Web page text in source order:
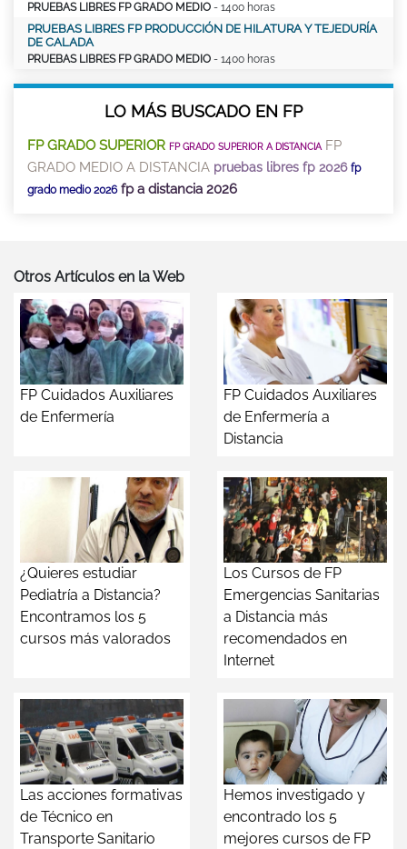
PRUEBAS LIBRES FP GRADO MEDIO - 1400 horas
PRUEBAS LIBRES FP PRODUCCIÓN DE HILATURA Y TEJEDURÍA
DE CALADA
PRUEBAS LIBRES FP GRADO MEDIO - 1400 horas
LO MÁS BUSCADO EN FP
FP GRADO SUPERIOR FP GRADO SUPERIOR A DISTANCIA FP
GRADO MEDIO A DISTANCIA pruebas libres fp 2026 fp
grado medio 2026 fp a distancia 2026
Otros Artículos en la Web
FP Cuidados Auxiliares
de Enfermería
FP Cuidados Auxiliares
de Enfermería a
Distancia
¿Quieres estudiar
Pediatría a Distancia?
Encontramos los 5
cursos más valorados
Los Cursos de FP
Emergencias Sanitarias
a Distancia más
recomendados en
Internet
Las acciones formativas
de Técnico en
Transporte Sanitario
Hemos investigado y
encontrado los 5
mejores cursos de FP